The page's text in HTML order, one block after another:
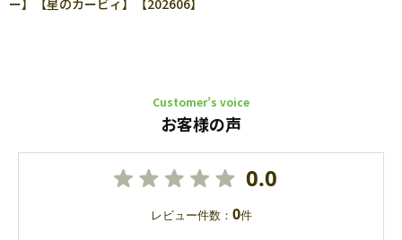
ー】【星のカービィ】【202606】
Customer’s voice
お客様の声
0.0
レビュー件数： 0件